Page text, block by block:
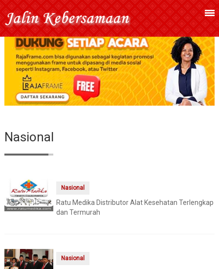
Nasional
Nasional
Ratu Medika Distributor Alat Kesehatan Terlengkap
dan Termurah
Nasional